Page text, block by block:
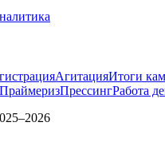
АгитацияИтоги
ПраймеризПрессингРабота